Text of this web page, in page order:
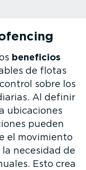
beneficios
de flotas
sobre los
Al definir
ubicaciones
pueden
el movimiento
necesidad de
Esto crea